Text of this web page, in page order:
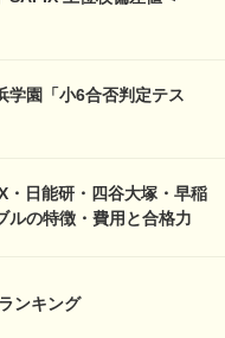
学園「小6合否判定テス
・日能研・四谷大塚・早稲
ルの特徴・費用と合格力
ンキング